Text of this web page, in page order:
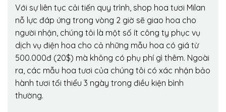
Với sự liên tục cải tiến quy trình, shop hoa tươi Milan
nỗ lực đáp ứng trong vòng 2 giờ sẽ giao hoa cho
người nhận, chúng tôi là một số ít công ty phục vụ
dịch vụ điện hoa cho cả những mẫu hoa có giá từ
500.000đ (20$) mà không có phụ phí gì thêm. Ngoài
ra, các mẫu hoa tươi của chúng tôi có xác nhận bảo
hành tươi tối thiểu 3 ngày trong điều kiện bình
thường.